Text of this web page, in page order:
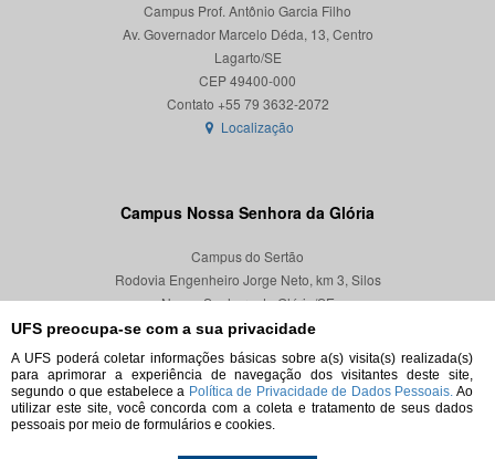
UFS preocupa-se com a sua privacidade
A UFS poderá coletar informações básicas sobre a(s) visita(s) realizada(s)
para aprimorar a experiência de navegação dos visitantes deste site,
segundo o que estabelece a Política de Privacidade de Dados Pessoais. Ao
utilizar este site, você concorda com a coleta e tratamento de seus dados
pessoais por meio de formulários e cookies.
Campus Prof. Antônio Garcia Filho
Av. Governador Marcelo Déda, 13, Centro
Lagarto/SE
CEP 49400-000
Localização
Campus Nossa Senhora da Glória
Campus do Sertão
Rodovia Engenheiro Jorge Neto, km 3, Silos
Nossa Senhora da Glória/SE
CEP 49680-000
Localização